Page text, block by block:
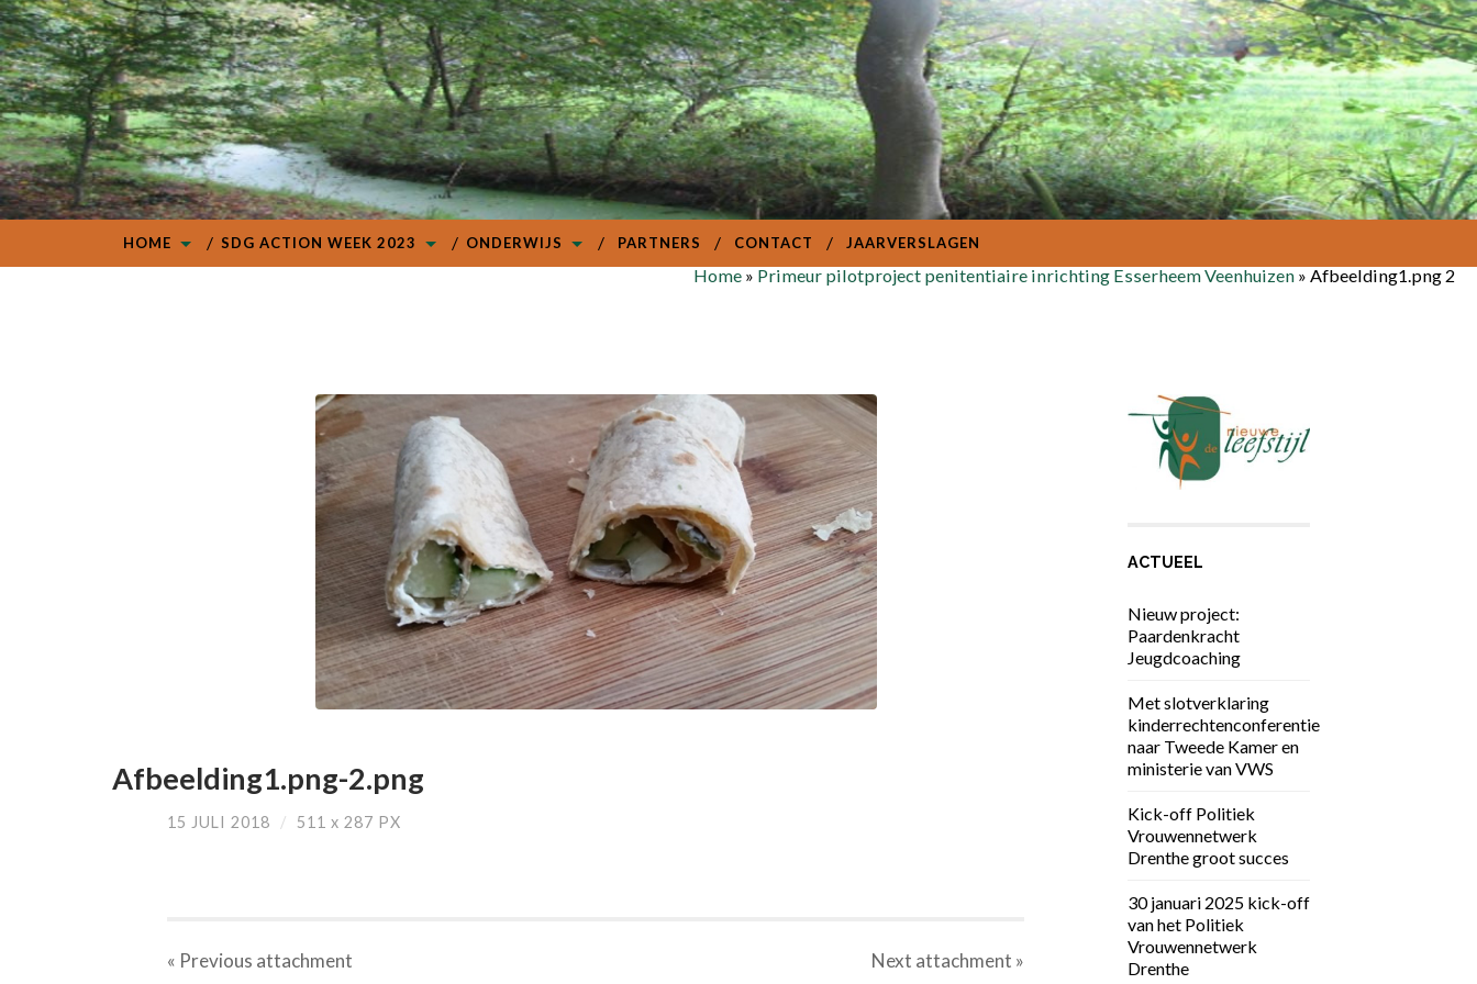
HOME SDG ACTION WEEK 2023 ONDERWIJS PARTNERS CONTACT JAARVERSLAGEN
Home » Primeur pilotproject penitentiaire inrichting Esserheem Veenhuizen » Afbeelding1.png 2
Afbeelding1.png-2.png
15 JULI 2018 / 511 x 287 PX
« Previous attachment Next attachment »
ACTUEEL
Nieuw project:
Paardenkracht
Jeugdcoaching
Met slotverklaring
kinderrechtenconferentie
naar Tweede Kamer en
ministerie van VWS
Kick-off Politiek
Vrouwennetwerk
Drenthe groot succes
30 januari 2025 kick-off
van het Politiek
Vrouwennetwerk
Drenthe